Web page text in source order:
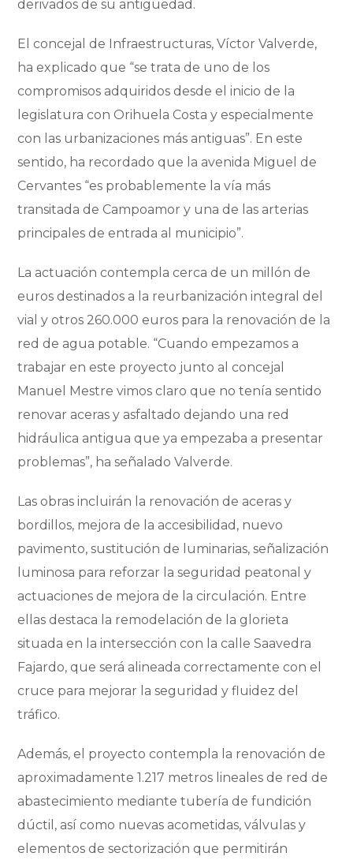
derivados de su antigüedad.
El concejal de Infraestructuras, Víctor Valverde,
ha explicado que “se trata de uno de los
compromisos adquiridos desde el inicio de la
legislatura con Orihuela Costa y especialmente
con las urbanizaciones más antiguas”. En este
sentido, ha recordado que la avenida Miguel de
Cervantes “es probablemente la vía más
transitada de Campoamor y una de las arterias
principales de entrada al municipio”.
La actuación contempla cerca de un millón de
euros destinados a la reurbanización integral del
vial y otros 260.000 euros para la renovación de la
red de agua potable. “Cuando empezamos a
trabajar en este proyecto junto al concejal
Manuel Mestre vimos claro que no tenía sentido
renovar aceras y asfaltado dejando una red
hidráulica antigua que ya empezaba a presentar
problemas”, ha señalado Valverde.
Las obras incluirán la renovación de aceras y
bordillos, mejora de la accesibilidad, nuevo
pavimento, sustitución de luminarias, señalización
luminosa para reforzar la seguridad peatonal y
actuaciones de mejora de la circulación. Entre
ellas destaca la remodelación de la glorieta
situada en la intersección con la calle Saavedra
Fajardo, que será alineada correctamente con el
cruce para mejorar la seguridad y fluidez del
tráfico.
Además, el proyecto contempla la renovación de
aproximadamente 1.217 metros lineales de red de
abastecimiento mediante tubería de fundición
dúctil, así como nuevas acometidas, válvulas y
elementos de sectorización que permitirán